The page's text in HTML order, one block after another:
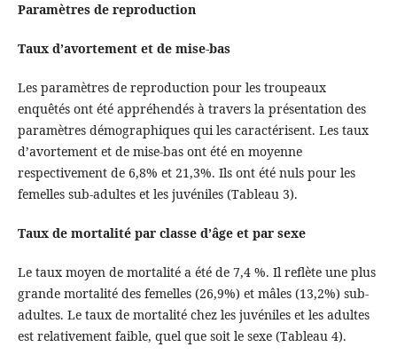
Paramètres de reproduction
Taux d’avortement et de mise-bas
Les paramètres de reproduction pour les troupeaux
enquêtés ont été appréhendés à travers la présentation des
paramètres démographiques qui les caractérisent. Les taux
d’avortement et de mise-bas ont été en moyenne
respectivement de 6,8% et 21,3%. Ils ont été nuls pour les
femelles sub-adultes et les juvéniles (Tableau 3).
Taux de mortalité par classe d’âge et par sexe
Le taux moyen de mortalité a été de 7,4 %. Il reflète une plus
grande mortalité des femelles (26,9%) et mâles (13,2%) sub-
adultes. Le taux de mortalité chez les juvéniles et les adultes
est relativement faible, quel que soit le sexe (Tableau 4).